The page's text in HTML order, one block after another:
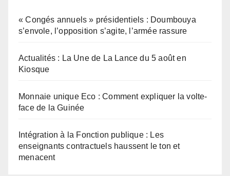
« Congés annuels » présidentiels : Doumbouya
s’envole, l’opposition s’agite, l’armée rassure
Actualités : La Une de La Lance du 5 août en
Kiosque
Monnaie unique Eco : Comment expliquer la volte-
face de la Guinée
Intégration à la Fonction publique : Les
enseignants contractuels haussent le ton et
menacent